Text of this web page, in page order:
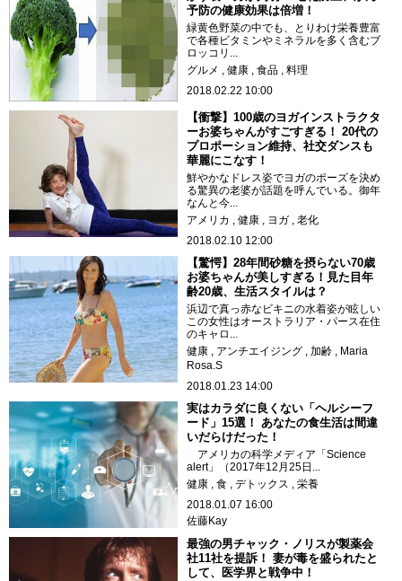
予防の健康効果は倍増！
緑黄色野菜の中でも、とりわけ栄養豊富
で各種ビタミンやミネラルを多く含むブ
ロッコリ...
グルメ
健康 食品
料理
2018.02.22 10:00
【衝撃】100歳のヨガインストラクタ
ーお婆ちゃんがすごすぎる！ 20代の
プロポーション維持、社交ダンスも
華麗にこなす！
鮮やかなドレス姿でヨガのポーズを決め
る驚異の老婆が話題を呼んでいる。御年
なんと今...
アメリカ
健康 ヨガ
老化
2018.02.10 12:00
【驚愕】28年間砂糖を摂らない70歳
お婆ちゃんが美しすぎる！見た目年
齢20歳、生活スタイルは？
浜辺で真っ赤なビキニの水着姿が眩しい
この女性はオーストラリア・パース在住
のキャロ...
健康
アンチエイジング 加齢
Maria
Rosa.S
2018.01.23 14:00
実はカラダに良くない「ヘルシーフ
ード」15選！ あなたの食生活は間違
いだらけだった！
アメリカの科学メディア「Science
alert」（2017年12月25日...
健康
食 デトックス
栄養
2018.01.07 16:00
佐藤Kay
最強の男チャック・ノリスが製薬会
社11社を提訴！ 妻が毒を盛られたと
して、医学界と戦争中！